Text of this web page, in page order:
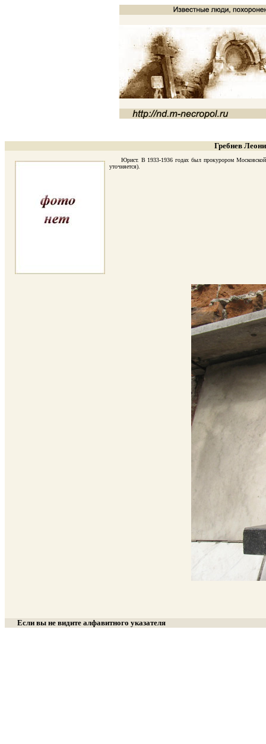
Гребнев
Юрист. В 1933-1936 годах был прокурором Московской
уточняется).
Если вы не видите алфавитного указателя